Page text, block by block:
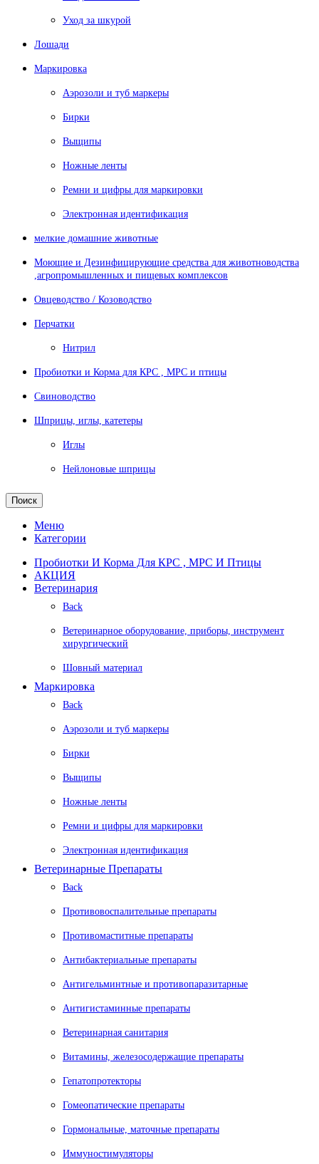
Уход за шкурой
Лошади
Маркировка
Аэрозоли и туб маркеры
Бирки
Выщипы
Ножные ленты
Ремни и цифры для маркировки
Электронная идентификация
мелкие домашние животные
Моющие и Дезинфицирующие средства для животноводства
,агропромышленных и пищевых комплексов
Овцеводство / Козоводство
Перчатки
Нитрил
Пробиотки и Корма для КРС , МРС и птицы
Свиноводство
Шприцы, иглы, катетеры
Иглы
Нейлоновые шприцы
Поиск
Меню
Категории
Пробиотки И Корма Для КРС , МРС И Птицы
АКЦИЯ
Ветеринария
Back
Ветеринарное оборудование, приборы, инструмент
хирургический
Шовный материал
Маркировка
Back
Аэрозоли и туб маркеры
Бирки
Выщипы
Ножные ленты
Ремни и цифры для маркировки
Электронная идентификация
Ветеринарные Препараты
Back
Противовоспалительные препараты
Противомаститные препараты
Антибактериальные препараты
Антигельминтные и противопаразитарные
Антигистаминные препараты
Ветеринарная санитария
Витамины, железосодержащие препараты
Гепатопротекторы
Гомеопатические препараты
Гормональные, маточные препараты
Иммуностимуляторы